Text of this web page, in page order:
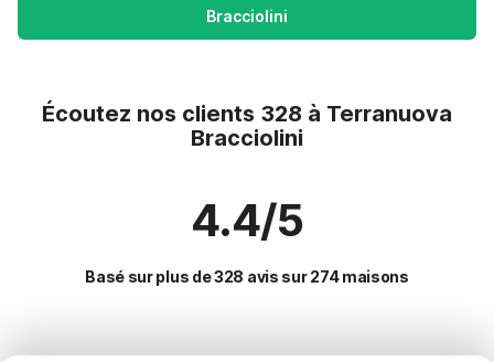
Bracciolini
Écoutez nos clients 328 à Terranuova
Bracciolini
4.4/5
Basé sur plus de 328 avis sur 274 maisons